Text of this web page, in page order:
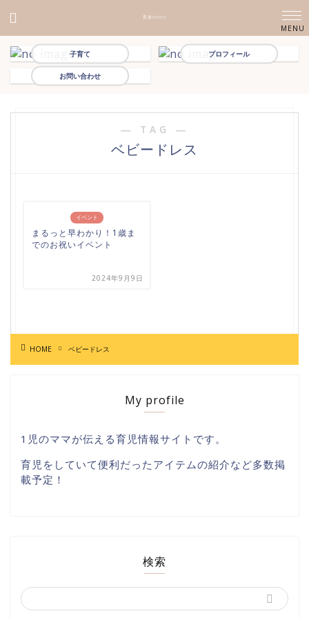
育楽mama
子育て プロフィール
お問い合わせ
― TAG ―
ベビードレス
イベント
まるっと早わかり！1歳ま
でのお祝いイベント
2024年9月9日
HOME ベビードレス
My profile
1児のママが伝える育児情報サイトです。
育児をしていて便利だったアイテムの紹介など多数掲
載予定！
検索